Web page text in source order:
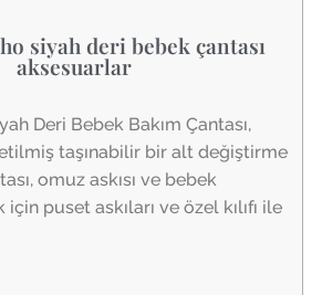
siyah deri bebek çantası
aksesuarlar
Deri Bebek Bakım Çantası,
taşınabilir bir alt değiştirme
omuz askısı ve bebek
puset askıları ve özel kılıfı ile